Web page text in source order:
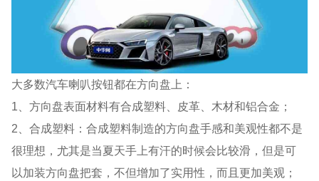
大多数汽车喇叭按钮都在方向盘上：
1、方向盘表面材料有合成塑料、皮革、木材和铝合金；
2、合成塑料：合成塑料制造的方向盘手感和美观性都不是
很理想，尤其是当夏天手上有汗的时候会比较滑，但是可
以加装方向盘把套，不但增加了实用性，而且更加美观；